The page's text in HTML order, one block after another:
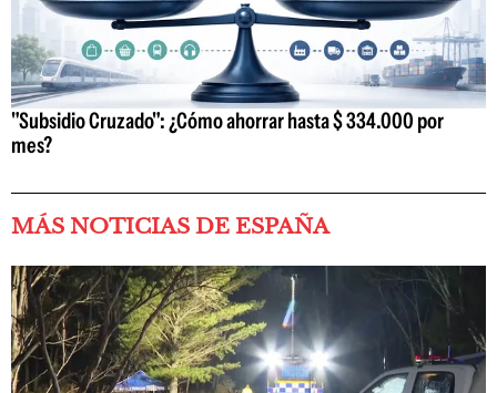
"Subsidio Cruzado": ¿Cómo ahorrar hasta $ 334.000 por
mes?
MÁS NOTICIAS DE ESPAÑA